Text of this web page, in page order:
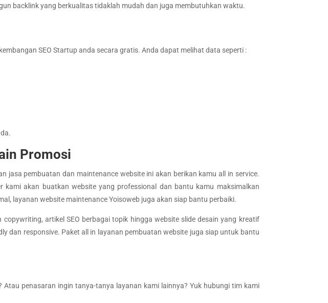
backlink yang berkualitas tidaklah mudah dan juga membutuhkan waktu.
SEO Startup anda secara gratis. Anda dapat melihat data seperti :
Promosi
pembuatan dan maintenance website ini akan berikan kamu all in service.
akan buatkan website yang professional dan bantu kamu maksimalkan
layanan website maintenance Yoisoweb juga akan siap bantu perbaiki.
artikel SEO berbagai topik hingga website slide desain yang kreatif
dan responsive. Paket all in layanan pembuatan website juga siap untuk bantu
penasaran ingin tanya-tanya layanan kami lainnya? Yuk hubungi tim kami